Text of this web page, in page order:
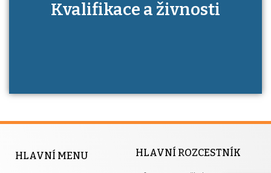
Kdo je to autorizovaná osoba a jaké výhody
má získání autorizace?
Kvalifikace a živnosti
HLAVNÍ MENU HLAVNÍ ROZCESTNÍK